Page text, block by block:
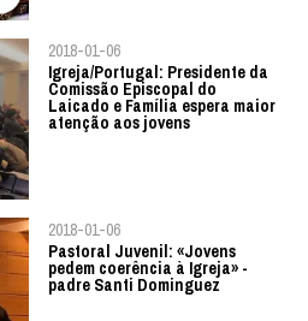
2018-01-06
Igreja/Portugal: Presidente da
Comissão Episcopal do
Laicado e Família espera maior
atenção aos jovens
2018-01-06
Pastoral Juvenil: «Jovens
pedem coerência à Igreja» -
padre Santi Dominguez